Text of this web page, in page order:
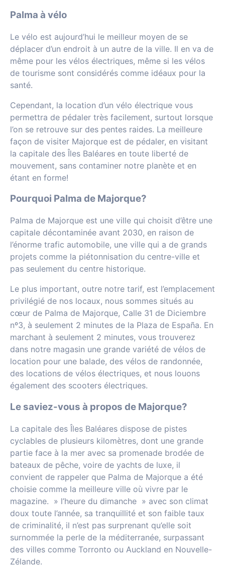
Palma à vélo
Le vélo est aujourd’hui le meilleur moyen de se
déplacer d’un endroit à un autre de la ville. Il en va de
même pour les vélos électriques, même si les vélos
de tourisme sont considérés comme idéaux pour la
santé.
Cependant, la location d’un vélo électrique vous
permettra de pédaler très facilement, surtout lorsque
l’on se retrouve sur des pentes raides. La meilleure
façon de visiter Majorque est de pédaler, en visitant
la capitale des Îles Baléares en toute liberté de
mouvement, sans contaminer notre planète et en
étant en forme!
Pourquoi Palma de Majorque?
Palma de Majorque est une ville qui choisit d’être une
capitale décontaminée avant 2030, en raison de
l’énorme trafic automobile, une ville qui a de grands
projets comme la piétonnisation du centre-ville et
pas seulement du centre historique.
Le plus important, outre notre tarif, est l’emplacement
privilégié de nos locaux, nous sommes situés au
cœur de Palma de Majorque, Calle 31 de Diciembre
nº3, à seulement 2 minutes de la Plaza de España. En
marchant à seulement 2 minutes, vous trouverez
dans notre magasin une grande variété de vélos de
location pour une balade, des vélos de randonnée,
des locations de vélos électriques, et nous louons
également des scooters électriques.
Le saviez-vous à propos de Majorque?
La capitale des Îles Baléares dispose de pistes
cyclables de plusieurs kilomètres, dont une grande
partie face à la mer avec sa promenade brodée de
bateaux de pêche, voire de yachts de luxe, il
convient de rappeler que Palma de Majorque a été
choisie comme la meilleure ville où vivre par le
magazine. » l’heure du dimanche » avec son climat
doux toute l’année, sa tranquillité et son faible taux
de criminalité, il n’est pas surprenant qu’elle soit
surnommée la perle de la méditerranée, surpassant
des villes comme Torronto ou Auckland en Nouvelle-
Zélande.